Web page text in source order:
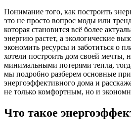
Понимание того, как построить
это не просто вопрос моды или
которая становится всё более
энергию растет, а экологические
экономить ресурсы и заботиться о
хотели построить дом своей мечты,
минимальными потерями тепла,
мы подробно разберем основные
энергоэффективного дома и
не только комфортным, но и
Что такое